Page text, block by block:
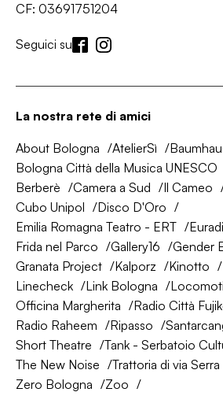
CF: 03691751204
Seguici su
La nostra rete di amici
About Bologna AtelierSì
Bologna Città della Musica UNESCO
Berberè
Camera a Sud Il Cameo
Cubo Unipol
Disco D'Oro
Emilia Romagna Teatro - ERT
Frida nel Parco
Gallery16
Gender
Granata Project
Kalporz Kinotto
Linecheck
Link Bologna
Officina Margherita
Radio Città
Radio Raheem
Ripasso
Short Theatre
Tank - Serbatoio
The New Noise
Trattoria di via Serra
Zero Bologna
Zoo